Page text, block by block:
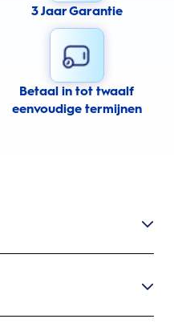
3 Jaar Garantie
Betaal in tot twaalf
eenvoudige termijnen